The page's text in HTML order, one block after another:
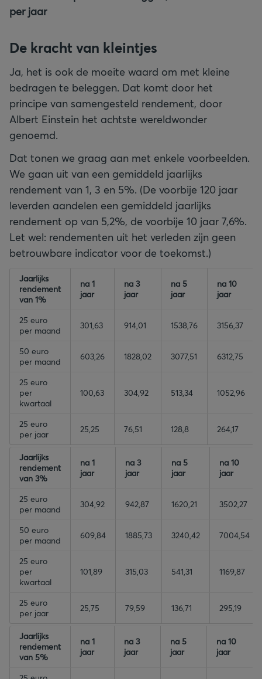
per jaar
De kracht van kleintjes
Ja, het is ook de moeite waard om met kleine
bedragen te beleggen. Dat komt door het
principe van samengesteld rendement, door
Albert Einstein het achtste wereldwonder
genoemd.
Dat tonen we graag aan met enkele voorbeelden.
We gaan uit van een gemiddeld jaarlijks
rendement van 1, 3 en 5%. (De voorbije 120 jaar
leverden aandelen een gemiddeld jaarlijks
rendement op van 5,2%, de voorbije 10 jaar 7,6%.
Let wel: rendementen uit het verleden zijn geen
betrouwbare indicator voor de toekomst.)
empty-header
Jaarlijks
rendement
van 1%
na 1
jaar
na 3
jaar
na 5
jaar
na 10
jaar
25 euro
per maand
301,63 914,01 1538,76 3156,37
50 euro
per maand
603,26 1828,02 3077,51 6312,75
25 euro
per
kwartaal
100,63 304,92 513,34 1052,96
25 euro
per jaar
25,25 76,51 128,8 264,17
empty-header
Jaarlijks
rendement
van 3%
na 1
jaar
na 3
jaar
na 5
jaar
na 10
jaar
25 euro
per maand
304,92 942,87 1620,21 3502,27
50 euro
per maand
609,84 1885,73 3240,42 7004,54
25 euro
per
kwartaal
101,89 315,03 541,31 1169,87
25 euro
per jaar
25,75 79,59 136,71 295,19
empty-header
Jaarlijks
rendement
van 5%
na 1
jaar
na 3
jaar
na 5
jaar
na 10
jaar